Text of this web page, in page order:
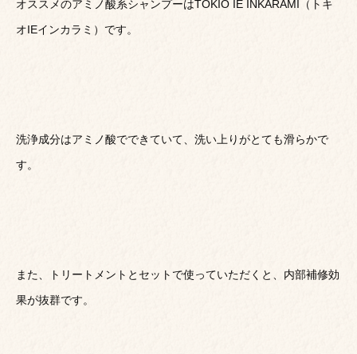
オススメのアミノ酸系シャンプーはTOKIO IE INKARAMI（トキ
オIEインカラミ）です。
洗浄成分はアミノ酸でできていて、洗い上りがとても滑らかで
す。
また、トリートメントとセットで使っていただくと、内部補修効
果が抜群です。